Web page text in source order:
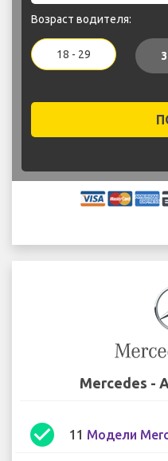
Возраст водителя:
18 - 29
Mercedes -
check_circle 11 Модели